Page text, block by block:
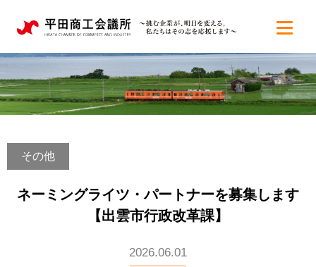
その他
ネーミングライツ・パートナーを募集します
【出雲市行政改革課】
2026.06.01